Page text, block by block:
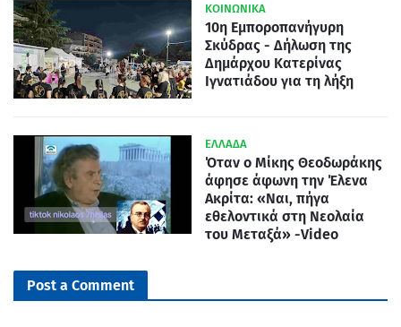
ΚΟΙΝΩΝΙΚΑ
10η Εμποροπανήγυρη
Σκύδρας - Δήλωση της
Δημάρχου Κατερίνας
Ιγνατιάδου για τη λήξη
ΕΛΛΑΔΑ
Όταν ο Μίκης Θεοδωράκης
άφησε άφωνη την Έλενα
Ακρίτα: «Ναι, πήγα
εθελοντικά στη Νεολαία
του Μεταξά» -Video
Post a Comment